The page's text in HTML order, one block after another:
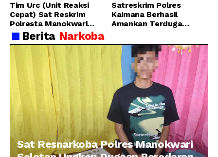
Tim Urc (Unit Reaksi
Cepat) Sat Reskrim
Polresta Manokwari
Berhasil Tangkap 2
Pelaku Pengeroyokan di
Taman Ria kab.
Manokwari
Satreskrim Polres
Kaimana Berhasil
Amankan Terduga
Menggunakan Senjata
Tajam
Berita Narkoba
Sat Resnarkoba Polres Manokwari